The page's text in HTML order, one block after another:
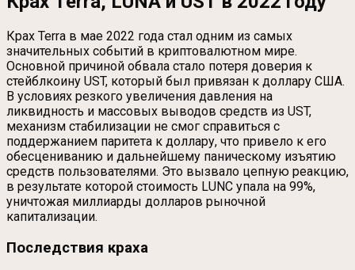
Крах Terra в мае 2022 года стал одним из самых
значительных событий в криптовалютном мире.
Основной причиной обвала стало потеря доверия к
стейблкоину UST, который был привязан к доллару США.
В условиях резкого увеличения давления на
ликвидность и массовых выводов средств из UST,
механизм стабилизации не смог справиться с
поддержанием паритета к доллару, что привело к его
обесцениванию и дальнейшему паническому изъятию
средств пользователями. Это вызвало цепную реакцию,
в результате которой стоимость LUNC упала на 99%,
уничтожая миллиарды долларов рыночной
капитализации.
Последствия краха